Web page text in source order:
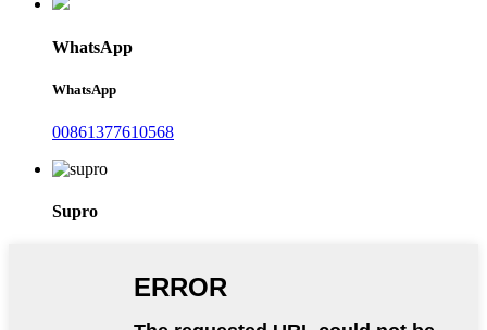
WhatsApp
WhatsApp
00861377610568
Supro